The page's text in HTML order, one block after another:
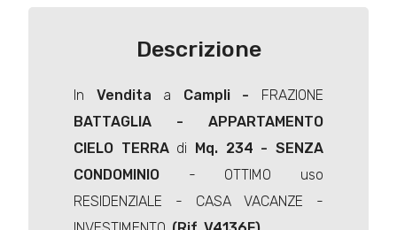
Descrizione
In Vendita a Campli- FRAZIONE
BATTAGLIA - APPARTAMENTO
CIELO TERRA di Mq. 234 - SENZA
CONDOMINIO - OTTIMO uso
RESIDENZIALE - CASA VACANZE -